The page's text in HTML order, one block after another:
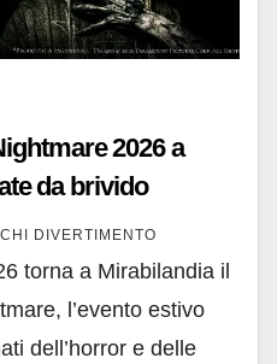
2026 a
da brivido
DIVERTIMENTO
torna a Mirabilandia il
l’evento estivo
dell’horror e delle